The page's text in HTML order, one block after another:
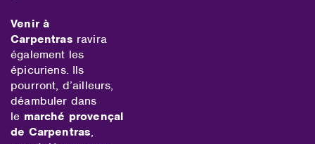
Venir à
Carpentras ravira
également les
épicuriens. Ils
pourront, d’ailleurs,
déambuler dans
le marché provençal
de Carpentras,